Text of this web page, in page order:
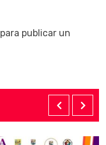
para publicar un